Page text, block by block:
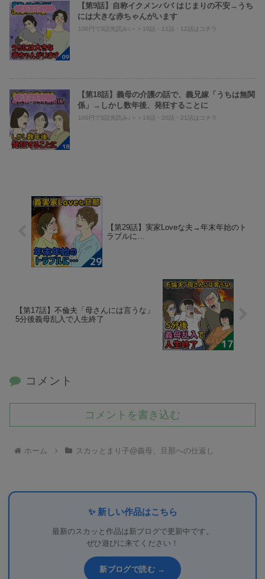
スカッとまり子@義母、旦那への仕返し
【第9話】自称イクメンパパ はじまりの不安→うち
には大きな赤ちゃんがいます
100円で3話先読み↓＞＞10話・11話・12話はコチラ
スカッとまり子@義母、旦那への仕返し
【第18話】義母の介護の話で、義兄嫁「うちは無関
係」→しかし数年後、発狂することに
100円で3話先読み↓＞＞19話・20話・21話はコチラ
【第29話】実家Loveな夫→年末年始のト
ラブルに…
【第17話】不倫夫「母さんには言うな」
5分後義母乱入で人生終了
コメント
コメントを書き込む
ホーム スカッとまり子@義母、旦那への仕返し
✨ 新しい作品はこちら
最新のスカッと作品は新ブログで更新中です。
ぜひ遊びに来てください！
新ブログで読む →